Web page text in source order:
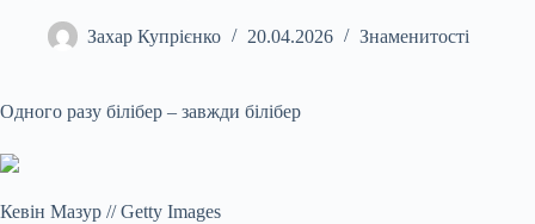
Захар Купрієнко 20.04.2026 Знаменитості
Одного разу білібер – завжди білібер
Кевін Мазур // Getty Images